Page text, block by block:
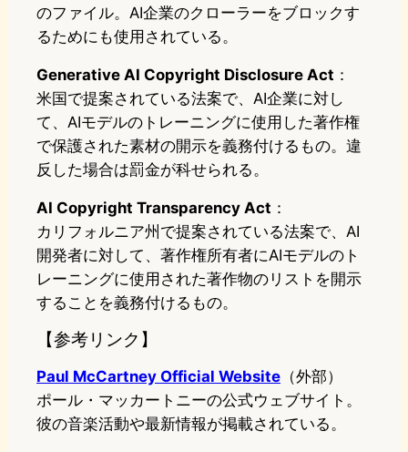
のファイル。AI企業のクローラーをブロックす
るためにも使用されている。
Generative AI Copyright Disclosure Act ：
米国で提案されている法案で、AI企業に対し
て、AIモデルのトレーニングに使用した著作権
で保護された素材の開示を義務付けるもの。違
反した場合は罰金が科せられる。
AI Copyright Transparency Act ：
カリフォルニア州で提案されている法案で、AI
開発者に対して、著作権所有者にAIモデルのト
レーニングに使用された著作物のリストを開示
することを義務付けるもの。
【参考リンク】
Paul McCartney Official Website （外部）
ポール・マッカートニーの公式ウェブサイト。
彼の音楽活動や最新情報が掲載されている。